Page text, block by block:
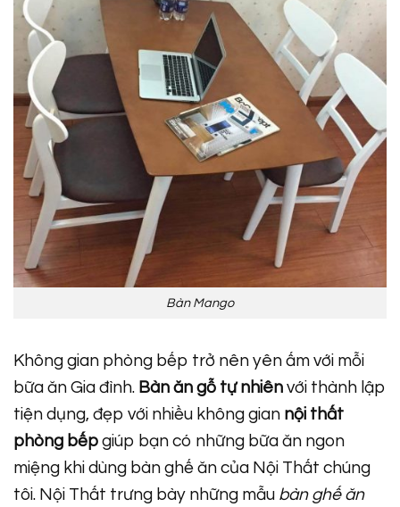
Bàn Mango
Không gian phòng bếp trở nên yên ấm với mỗi
bữa ăn Gia đình. Bàn ăn gỗ tự nhiên với thành lập
tiện dụng, đẹp với nhiều không gian nội thất
phòng bếp giúp bạn có những bữa ăn ngon
miệng khi dùng bàn ghế ăn của Nội Thất chúng
tôi. Nội Thất trưng bày những mẫu bàn ghế ăn